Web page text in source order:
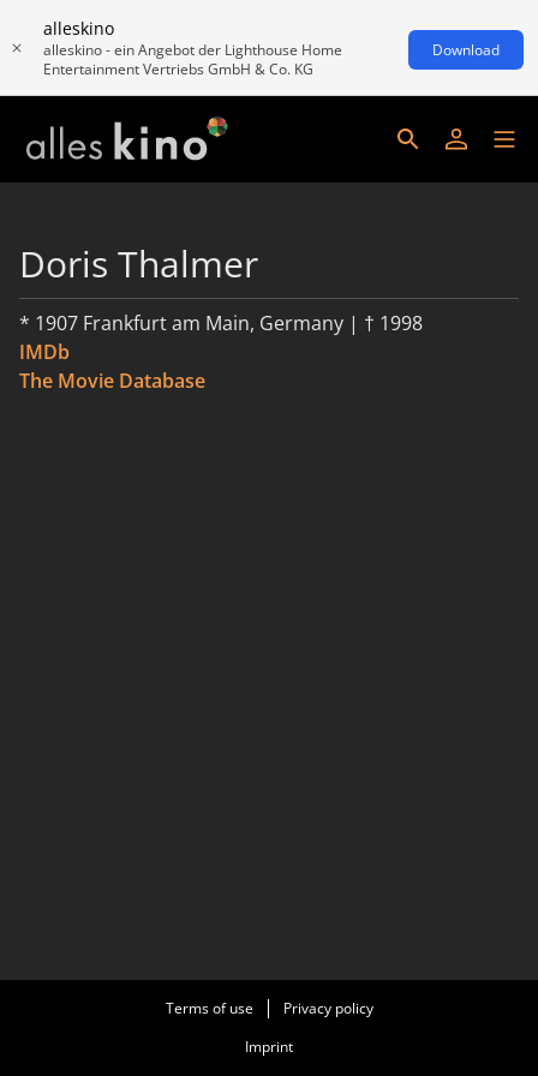
alleskino
alleskino - ein Angebot der Lighthouse Home
Entertainment Vertriebs GmbH & Co. KG
Download
Doris Thalmer
* 1907 Frankfurt am Main, Germany | † 1998
IMDb
The Movie Database
Terms of use
Privacy policy
Imprint